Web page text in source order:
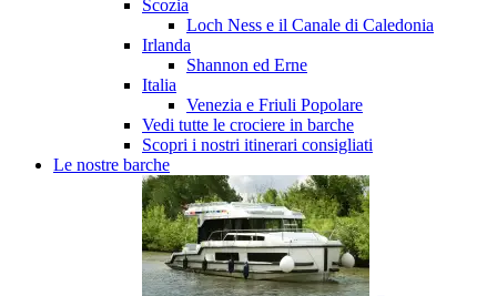
Scozia
Loch Ness e il Canale di Caledonia
Irlanda
Shannon ed Erne
Italia
Venezia e Friuli Popolare
Vedi tutte le crociere in barche
Scopri i nostri itinerari consigliati
Le nostre barche